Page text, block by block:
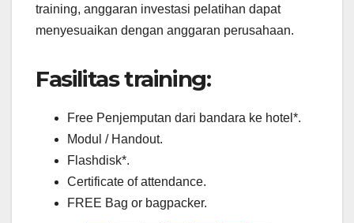
training, anggaran investasi pelatihan dapat
menyesuaikan dengan anggaran perusahaan.
Fasilitas training:
Free Penjemputan dari bandara ke hotel*.
Modul / Handout.
Flashdisk*.
Certificate of attendance.
FREE Bag or bagpacker.